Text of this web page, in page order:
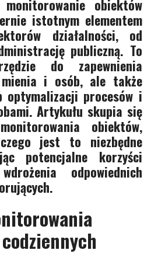
obiektów
istotnym elementem
działalności, od
publiczną. To
do zapewnienia
mienia i osób, ale także
optymalizacji procesów i
Artykułu skupia się
obiektów,
jest to niezbędne
potencjalne korzyści
odpowiednich